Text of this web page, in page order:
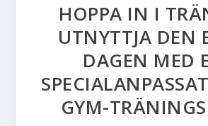
HOPPA IN I
UTNYTTJA DEN
DAGEN MED
GYM-